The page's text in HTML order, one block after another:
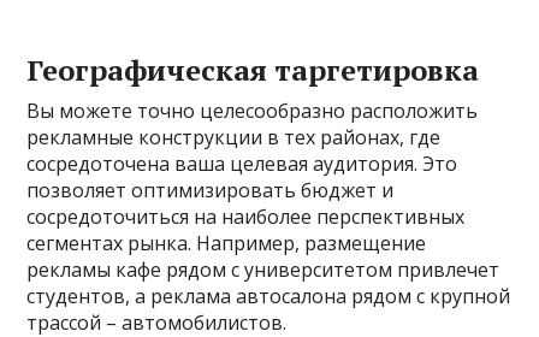
Географическая таргетировка
Вы можете точно целесообразно расположить
рекламные конструкции в тех районах, где
сосредоточена ваша целевая аудитория. Это
позволяет оптимизировать бюджет и
сосредоточиться на наиболее перспективных
сегментах рынка. Например, размещение
рекламы кафе рядом с университетом привлечет
студентов, а реклама автосалона рядом с крупной
трассой – автомобилистов.